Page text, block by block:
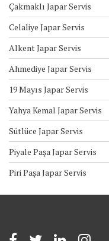
Çakmaklı Japar Servis
Celaliye Japar Servis
Alkent Japar Servis
Ahmediye Japar Servis
19 Mayıs Japar Servis
Yahya Kemal Japar Servis
Sütlüce Japar Servis
Piyale Paşa Japar Servis
Piri Paşa Japar Servis